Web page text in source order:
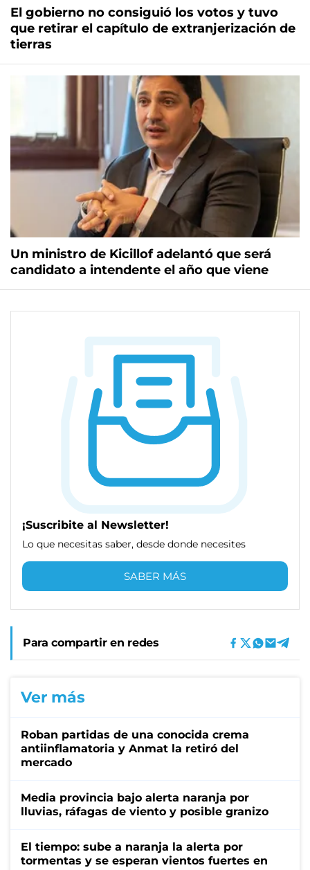
El gobierno no consiguió los votos y tuvo
que retirar el capítulo de extranjerización de
tierras
Un ministro de Kicillof adelantó que será
candidato a intendente el año que viene
¡Suscribite al Newsletter!
Lo que necesitas saber, desde donde necesites
SABER MÁS
Para compartir en redes
Ver más
Roban partidas de una conocida crema
antiinflamatoria y Anmat la retiró del
mercado
Media provincia bajo alerta naranja por
lluvias, ráfagas de viento y posible granizo
El tiempo: sube a naranja la alerta por
tormentas y se esperan vientos fuertes en